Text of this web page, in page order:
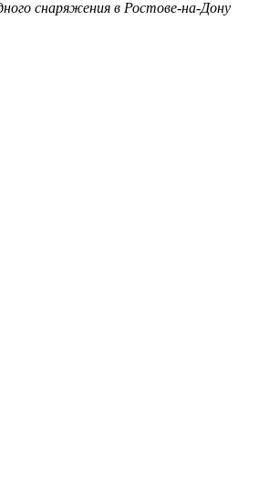
снаряжения в Ростове-на-Дону